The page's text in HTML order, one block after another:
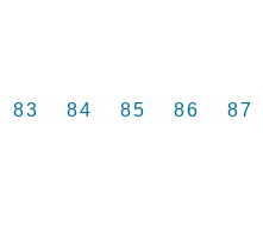
83 84 85 86 87